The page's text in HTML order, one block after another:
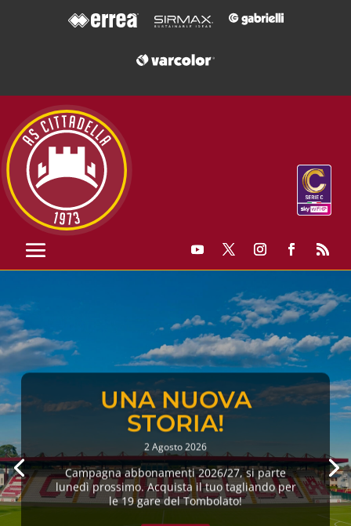
UNA NUOVA
STORIA!
2 Agosto 2026
Campagna abbonamenti 2026/27, si parte
lunedì prossimo. Acquista il tuo tagliando per
le 19 gare del Tombolato!